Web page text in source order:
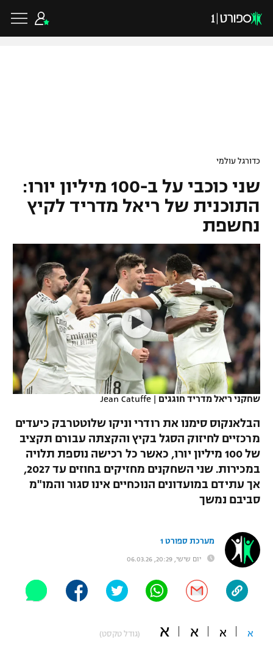
VOD
רץ ברשת
תוצאות
לוח שידורים
ברחבה
"מחצית בשכונה" – פודקאסט
משתתפים וזוכים בפרסים
תקנון משתתפים וזוכים בפרסים
גביע הטוטו
ליגיונרים
גביע המדינה
נבחרת ישראל
מכבי חיפה
בית"ר ירושלים
מכבי תל אביב
הפועל תל אביב
הפועל חיפה
הפועל באר שבע
מכבי נתניה
ליגת האלופות
ליגה אירופית
ליגה אנגלית
ליגה גרמנית
ליגה ספרדית
ליגה איטלקית
ליגה צרפתית
ליגה הולנדית
ליגה טורקית
ליגה סינית
ליגות נוספות
כדורסל ישראלי
ליגת ווינר סל
ליגה לאומית
כדורסל נשים
מכבי תל אביב
הפועל חולון
הפועל ירושלים
דני אבדיה
כדורסל עולמי
NBA
יורוליג
יורוקאפ
ענפים נוספים
טניס
כדוריד
כדורעף
שחייה
ג'ודו
אגרוף
ספורט אולימפי
היאבקות WWE
ספורט מוטורי
כדורמים
כדורגל עולמי
שני כוכבי על ב-100 מיליון יורו:
התוכנית של ריאל מדריד לקיץ
נחשפת
שחקני ריאל מדריד חוגגים |
Jean Catuffe
הבלאנקוס סימנו את רודרי וניקו שלוטטרבק כיעדים
מרכזיים לחיזוק הסגל בקיץ והקצתה עבורם תקציב
של 100 מיליון יורו, כאשר כל רכישה נוספת תלויה
במכירות. שני השחקנים מחזיקים בחוזים עד 2027,
אך עתידם במועדונים הנוכחיים אינו סגור והמו"מ
סביבם נמשך
מערכת ספורט 1
יום שישי, 20:29, 06.03.26
א א א א (גודל טקסט)